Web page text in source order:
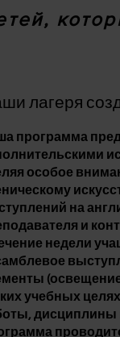
лагеря
программа
особое
на
и
недели
учебных
дисциплины